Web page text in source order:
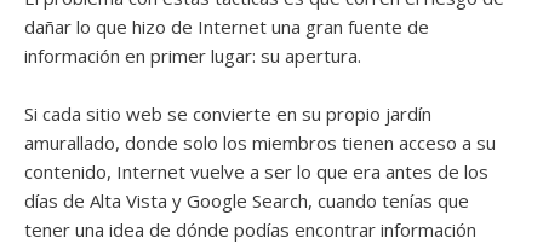
dañar lo que hizo de Internet una gran fuente de
información en primer lugar: su apertura.
Si cada sitio web se convierte en su propio jardín
amurallado, donde solo los miembros tienen acceso a su
contenido, Internet vuelve a ser lo que era antes de los
días de Alta Vista y Google Search, cuando tenías que
tener una idea de dónde podías encontrar información